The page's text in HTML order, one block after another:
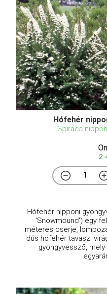
Hófehér
Spiraea
2
Hófehér nipponi
'Snowmound') egy
méteres cserje,
dús hófehér tavaszi
gyöngyvessző,